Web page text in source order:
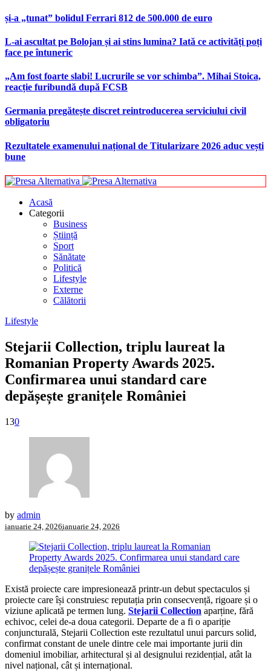
și-a „tunat” bolidul Ferrari 812 de 500.000 de euro
L-ai ascultat pe Bolojan și ai stins lumina? Iată ce activități poți
face pe întuneric
„Am fost foarte slabi! Lucrurile se vor schimba”. Mihai Stoica,
reacție furibundă după FCSB
Germania pregătește discret reintroducerea serviciului civil
obligatoriu
Rezultatele examenului național de Titularizare 2026 aduc vești
bune
Acasă
Categorii
Business
Știință
Sport
Sănătate
Politică
Lifestyle
Externe
Călătorii
Lifestyle
Stejarii Collection, triplu laureat la
Romanian Property Awards 2025.
Confirmarea unui standard care
depășește granițele României
130
by admin
ianuarie 24, 2026ianuarie 24, 2026
Există proiecte care impresionează printr-un debut spectaculos și
proiecte care își construiesc reputația prin consecvență, rigoare și o
viziune aplicată pe termen lung. Stejarii Collection aparține, fără
echivoc, celei de-a doua categorii. Departe de a fi o apariție
conjuncturală, Stejarii Collection este rezultatul unui parcurs solid,
confirmat constant de unele dintre cele mai importante jurii din
domeniul imobiliar, arhitectural și al designului rezidențial, atât la
nivel național, cât și internațional.